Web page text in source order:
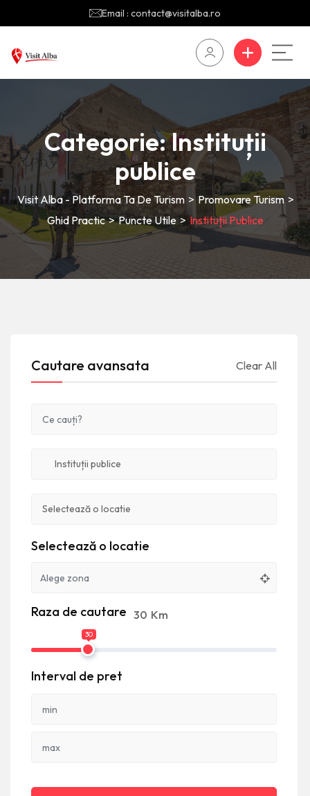
Email : contact@visitalba.ro
Categorie:Instituții
publice
Visit Alba - Platforma Ta De Turism >Promovare Turism >
Ghid Practic>Puncte Utile>Instituții Publice
Cautare avansata Clear All
Selectează o locatie
Raza de cautare 30 Km
30
Interval de pret